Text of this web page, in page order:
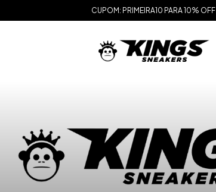
CUPOM: PRIMEIRA10 PARA 10% OFF